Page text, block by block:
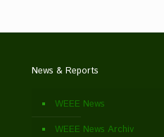
News & Reports
WEEE News
WEEE News Archiv